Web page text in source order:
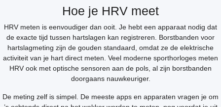
Hoe je HRV meet
HRV meten is eenvoudiger dan ooit. Je hebt een apparaat nodig dat
de exacte tijd tussen hartslagen kan registreren. Borstbanden voor
hartslagmeting zijn de gouden standaard, omdat ze de elektrische
activiteit van je hart direct meten. Veel moderne sporthorloges meten
HRV ook met optische sensoren aan de pols, al zijn borstbanden
doorgaans nauwkeuriger.
De meting zelf is simpel. De meeste apps en apparaten vragen je om